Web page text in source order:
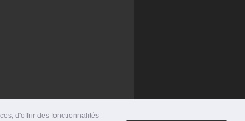
d'offrir des fonctionnalités